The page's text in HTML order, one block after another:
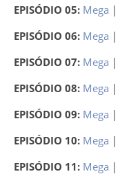
EPISÓDIO 05: Mega |
EPISÓDIO 06: Mega |
EPISÓDIO 07: Mega |
EPISÓDIO 08: Mega |
EPISÓDIO 09: Mega |
EPISÓDIO 10: Mega |
EPISÓDIO 11: Mega |